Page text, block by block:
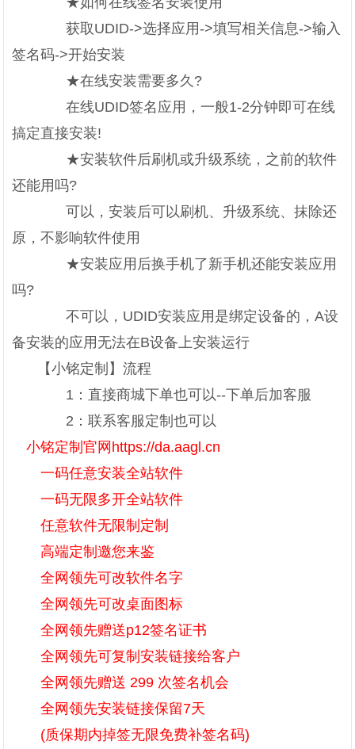
获取UDID->选择应用->填写相关信息->输入
签名码->开始安装
★在线安装需要多久?
在线UDID签名应用，一般1-2分钟即可在线
搞定直接安装!
★安装软件后刷机或升级系统，之前的软件
还能用吗?
可以，安装后可以刷机、升级系统、抹除还
原，不影响软件使用
★安装应用后换手机了新手机还能安装应用
吗?
不可以，UDID安装应用是绑定设备的，A设
备安装的应用无法在B设备上安装运行
【小铭定制】流程
1：直接商城下单也可以--下单后加客服
2：联系客服定制也可以
小铭定制官网https://da.aagl.cn
一码任意安装全站软件
一码无限多开全站软件
任意软件无限制定制
高端定制邀您来鉴
全网领先可改软件名字
全网领先可改桌面图标
全网领先赠送p12签名证书
全网领先可复制安装链接给客户
全网领先赠送 299 次签名机会
全网领先安装链接保留7天
(质保期内掉签无限免费补签名码)